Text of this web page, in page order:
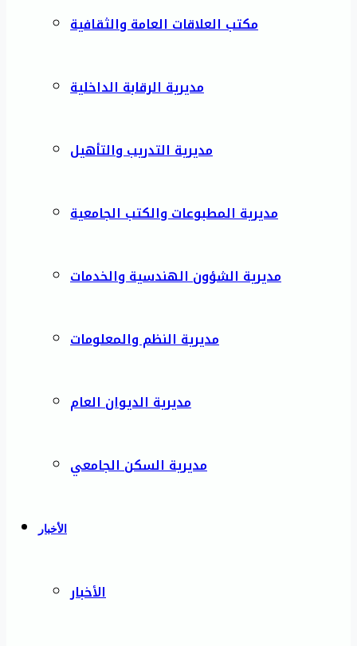
مكتب العلاقات العامة والثقافية
مديرية الرقابة الداخلية
مديرية التدريب والتأهيل
مديرية المطبوعات والكتب الجامعية
مديرية الشؤون الهندسية والخدمات
مديرية النظم والمعلومات
مديرية الديوان العام
مديرية السكن الجامعي
الأخبار
الأخبار